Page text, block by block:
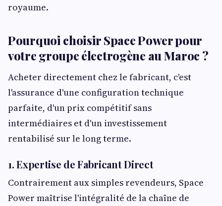
royaume.
Pourquoi choisir Space Power pour
votre groupe électrogène au Maroc ?
Acheter directement chez le fabricant, c'est
l'assurance d'une configuration technique
parfaite, d'un prix compétitif sans
intermédiaires et d'un investissement
rentabilisé sur le long terme.
1. Expertise de Fabricant Direct
Contrairement aux simples revendeurs, Space
Power maîtrise l'intégralité de la chaîne de